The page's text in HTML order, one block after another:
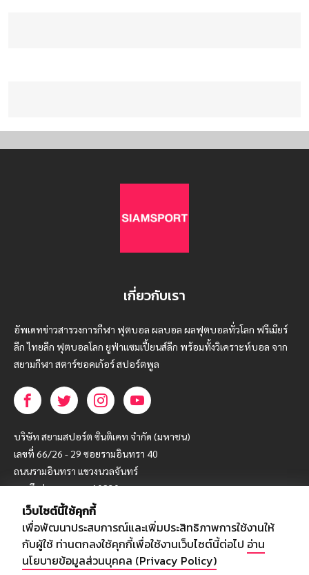
เกี่ยวกับเรา
อัพเดทข่าวสารวงการกีฬา ฟุตบอล ผลบอล ผลฟุตบอลทั่วโลก ฟรีเมียร์
ลีก ไทยลีก ฟุตบอลโลก ยูฟ่าแซมเปี้ยนส์ลีก พร้อมทั้งวิเคราะห์บอล จาก
สยามกีฬา สตาร์ชอคเก้อร์ สปอร์ตพูล
บริษัท สยามสปอร์ต ซินติเคท จำกัด (มหาชน)
เลขที่ 66/26 - 29 ซอยรามอินทรา 40
ถนนรามอินทรา แขวงนวลจันทร์
เขตบึงกุ่ม กรุงเทพฯ 10230
โทร : 02-5088-000
อีเมล์ : webmaster@siamsport.co.th
เว็บไซต์ : www.siamsport.co.th
เว็บไซต์นี้ใช้คุกกี้
เพื่อพัฒนาประสบการณ์และเพิ่มประสิทธิภาพการใช้งานให้
กับผู้ใช้ ท่านตกลงใช้คุกกี้เพื่อใช้งานเว็บไซต์นี้ต่อไป อ่าน
นโยบายข้อมูลส่วนบุคคล (Privacy Policy)